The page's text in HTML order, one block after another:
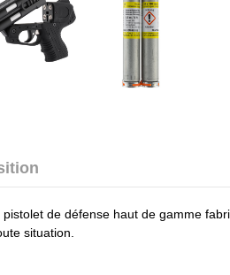
de défense haut de gamme
situation.